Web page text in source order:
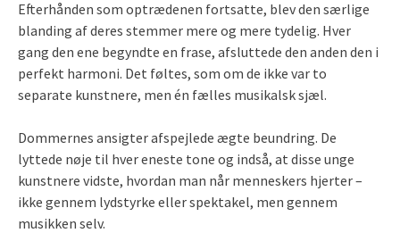
Efterhånden som optrædenen fortsatte, blev den særlige
blanding af deres stemmer mere og mere tydelig. Hver
gang den ene begyndte en frase, afsluttede den anden den i
perfekt harmoni. Det føltes, som om de ikke var to
separate kunstnere, men én fælles musikalsk sjæl.
Dommernes ansigter afspejlede ægte beundring. De
lyttede nøje til hver eneste tone og indså, at disse unge
kunstnere vidste, hvordan man når menneskers hjerter –
ikke gennem lydstyrke eller spektakel, men gennem
musikken selv.